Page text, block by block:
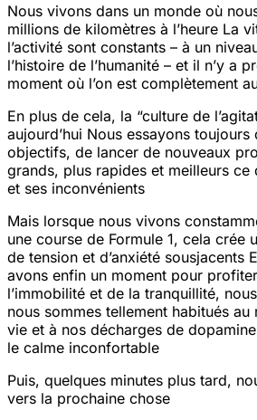
Nous vivons dans un monde où
millions de kilomètres à l’heure La
l’activité sont constants – à un
l’histoire de l’humanité – et il n’y a
moment où l’on est complètement
En plus de cela, la “culture de
aujourd’hui Nous essayons toujours
objectifs, de lancer de nouveaux
grands, plus rapides et meilleurs ce
et ses inconvénients
Mais lorsque nous vivons
une course de Formule 1, cela crée
de tension et d’anxiété sousjacents
avons enfin un moment pour
l’immobilité et de la tranquillité,
nous sommes tellement habitués
vie et à nos décharges de
le calme inconfortable
Puis, quelques minutes plus tard,
vers la prochaine chose